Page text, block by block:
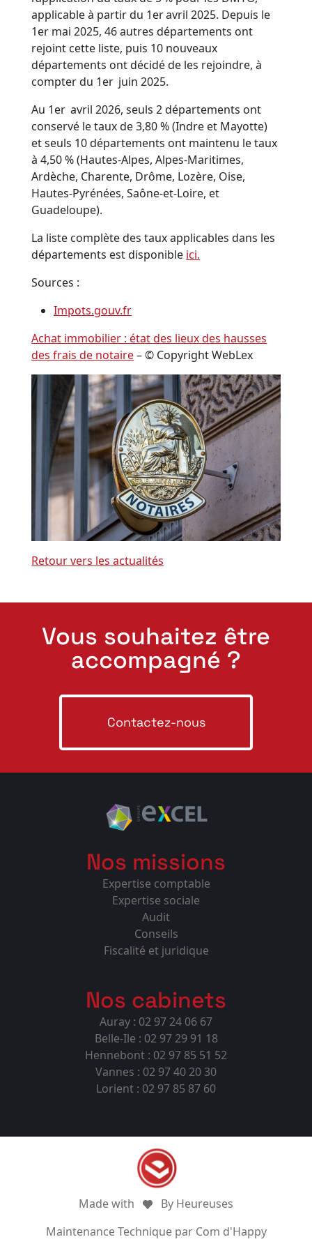
applicable à partir du 1er avril 2025. Depuis le
1er mai 2025, 46 autres départements ont
rejoint cette liste, puis 10 nouveaux
départements ont décidé de les rejoindre, à
compter du 1er juin 2025.
Au 1er avril 2026, seuls 2 départements ont
conservé le taux de 3,80 % (Indre et Mayotte)
et seuls 10 départements ont maintenu le taux
à 4,50 % (Hautes-Alpes, Alpes-Maritimes,
Ardèche, Charente, Drôme, Lozère, Oise,
Hautes-Pyrénées, Saône-et-Loire, et
Guadeloupe).
La liste complète des taux applicables dans les
départements est disponible ici.
Sources :
Impots.gouv.fr
Achat immobilier : état des lieux des hausses
des frais de notaire– © Copyright WebLex
Retour vers les actualités
Vous souhaitez être
accompagné ?
Contactez-nous
Nos missions
Expertise comptable
Expertise sociale
Audit
Conseils
Fiscalité et juridique
Nos cabinets
Auray : 02 97 24 06 67
Belle-Ile : 02 97 29 91 18
Hennebont : 02 97 85 51 52
Vannes : 02 97 40 20 30
Lorient : 02 97 85 87 60
Made with
By Heureuses
Maintenance Technique par Com d'Happy